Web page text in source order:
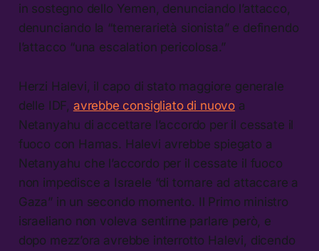
in sostegno dello Yemen, denunciando l’attacco,
denunciando la “temerarietà sionista” e definendo
l’attacco “una escalation pericolosa.”
Herzi Halevi, il capo di stato maggiore generale
delle IDF, avrebbe consigliato di nuovo a
Netanyahu di accettare l’accordo per il cessate il
fuoco con Hamas. Halevi avrebbe spiegato a
Netanyahu che l’accordo per il cessate il fuoco
non impedisce a Israele “di tornare ad attaccare a
Gaza” in un secondo momento. Il Primo ministro
israeliano non voleva sentirne parlare però, e
dopo mezz’ora avrebbe interrotto Halevi, dicendo